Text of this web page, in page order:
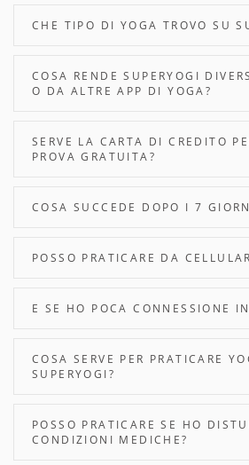
CHE TIPO DI YOGA TROVO SU
COSA RENDE SUPERYOGI
O DA ALTRE APP DI YOGA?
SERVE LA CARTA DI CREDITO
PROVA GRATUITA?
COSA SUCCEDE DOPO I 7
POSSO PRATICARE DA
E SE HO POCA CONNESSIONE
COSA SERVE PER PRATICARE
SUPERYOGI?
POSSO PRATICARE SE HO
CONDIZIONI MEDICHE?